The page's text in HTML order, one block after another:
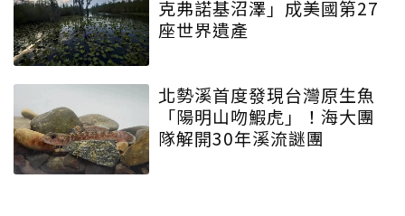
克弗諾基沼澤」成美國第27
座世界遺產
北勢溪首度發現台灣原生魚
「陽明山吻鰕虎」！海大團
隊解開30年溪流謎團